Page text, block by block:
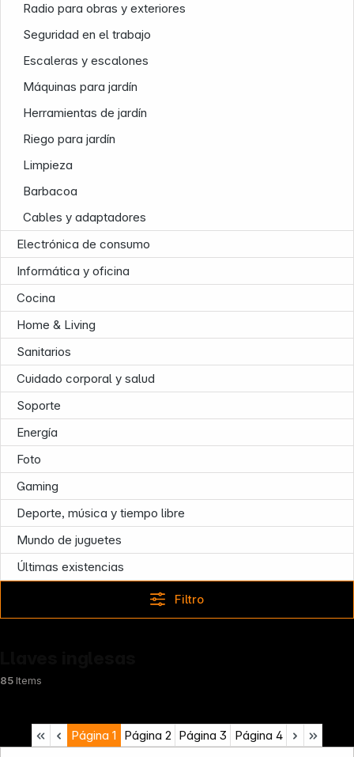
Radio para obras y exteriores
Seguridad en el trabajo
Escaleras y escalones
Máquinas para jardín
Herramientas de jardín
Riego para jardín
Limpieza
Barbacoa
Cables y adaptadores
Electrónica de consumo
Informática y oficina
Cocina
Home & Living
Sanitarios
Cuidado corporal y salud
Soporte
Energía
Foto
Gaming
Deporte, música y tiempo libre
Mundo de juguetes
Últimas existencias
Filtro
85Items
Página 1 Página 2 Página 3 Página 4
Infoterminal